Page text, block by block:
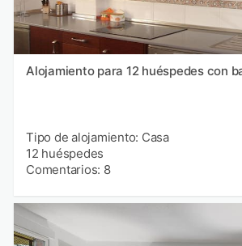
Alojamiento para 12 huéspedes con
Tipo de alojamiento: Casa
12 huéspedes
Comentarios: 8